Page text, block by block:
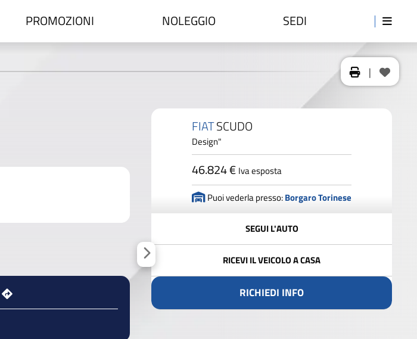
PROMOZIONI NOLEGGIO SEDI
|
FIATSCUDO
Design"
46.824 € Iva esposta
Puoi vederla presso:Borgaro Torinese
SEGUI L'AUTO
RICEVI IL VEICOLO A CASA
RICHIEDI INFO